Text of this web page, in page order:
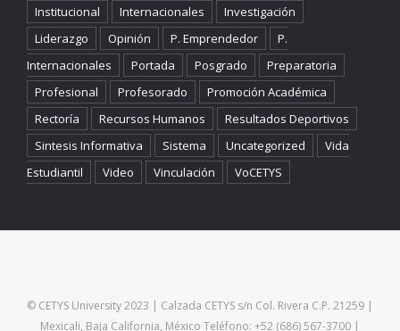
Institucional
Internacionales
Investigación
Liderazgo
Opinión P. Emprendedor
P.
Internacionales
Portada Posgrado
Preparatoria
Profesional
Profesorado
Promoción Académica
Rectoría
Recursos Humanos
Resultados Deportivos
Sintesis Informativa
Sistema Uncategorized
Vida
Estudiantil
Video Vinculación VoCETYS
© CETYS University 2023 | Calzada CETYS s/n Col. Rivera C.P. 21259 |
Mexicali, Baja California, México Teléfono: +52 (686) 567-3700 |